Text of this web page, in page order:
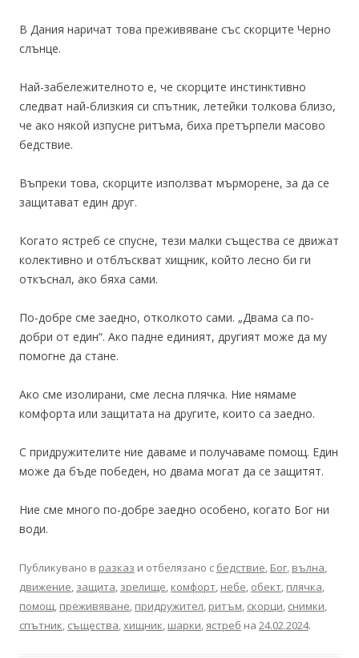
В Дания наричат ​​това преживяване със скорците Черно
слънце.
Най-забележителното е, че скорците инстинктивно
следват най-близкия си спътник, летейки толкова близо,
че ако някой изпусне ритъма, биха претърпели масово
бедствие.
Въпреки това, скорците използват мърморене, за да се
защитават един друг.
Когато ястреб се спусне, тези малки същества се движат
колективно и отблъскват хищник, който лесно би ги
откъснал, ако бяха сами.
По-добре сме заедно, отколкото сами. „Двама са по-
добри от един“. Ако падне единият, другият може да му
помогне да стане.
Ако сме изолирани, сме лесна плячка. Ние нямаме
комфорта или защитата на другите, които са заедно.
С придружителите ние даваме и получаваме помощ. Един
може да бъде победен, но двама могат да се защитят.
Ние сме много по-добре заедно особено, когато Бог ни
води.
Публикувано в разказ и отбелязано с бедствие, Бог, вълна,
движение, защита, зрелище, комфорт, небе, обект, плячка,
помощ, преживяване, придружител, ритъм, скорци, снимки,
спътник, същества,хищник, шарки,ястреб на 24.02.2024.